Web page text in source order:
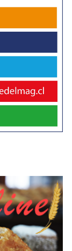
en 8,4%,
las